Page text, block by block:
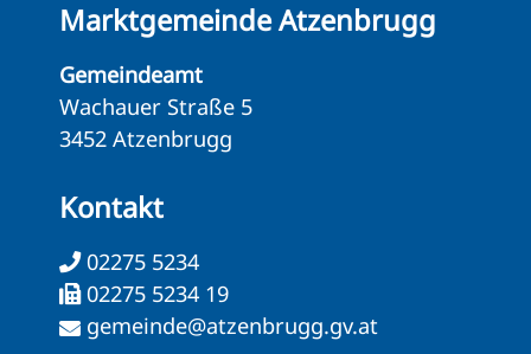
Marktgemeinde Atzenbrugg
Gemeindeamt
Wachauer Straße 5
3452 Atzenbrugg
Kontakt
02275 5234
02275 5234 19
gemeinde@atzenbrugg.gv.at